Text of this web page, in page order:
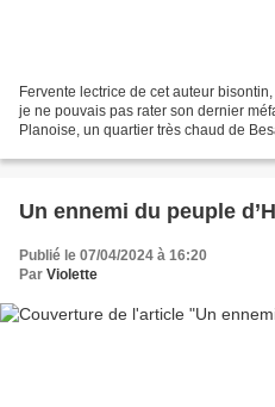
Fervente lectrice de cet auteur
je ne pouvais pas rater son dernier
Planoise, un quartier très chaud de
Un ennemi du peuple
Publié le 07/04/2024 à 16:20
Par Violette